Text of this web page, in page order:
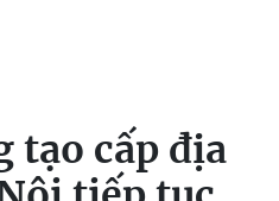
tạo cấp địa